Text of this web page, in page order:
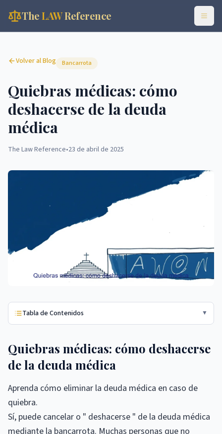
TheLAWReference
Volver al Blog Bancarrota
Quiebras médicas: cómo
deshacerse de la deuda
médica
The Law Reference•23 de abril de 2025
Tabla de Contenidos ▼
Quiebras médicas: cómo deshacerse
de la deuda médica
Aprenda cómo eliminar la deuda médica en caso de
quiebra.
Sí, puede cancelar o " deshacerse " de la deuda médica
mediante la bancarrota. Muchas personas que no